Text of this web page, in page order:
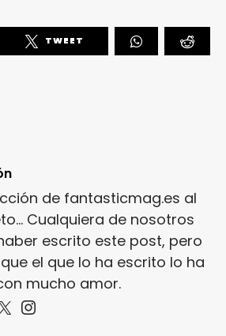
TWEET
de fantasticmag.es al
Cualquiera de nosotros
escrito este post, pero
el que lo ha escrito lo ha
mucho amor.